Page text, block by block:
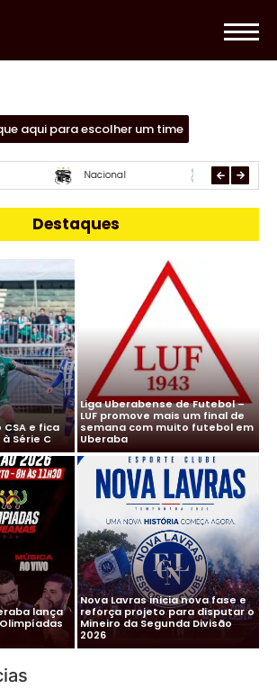
aqui para escolher um time
Essube Mamoré
Destaques
e fica
Série C
Liga Uberabense de Futebol –
LUF promove mais um final de
semana com muito futebol em
Uberaba
lança
Nova Lavras inicia nova fase e
reforça projeto para disputar o
Mineiro da Segunda Divisão
2026